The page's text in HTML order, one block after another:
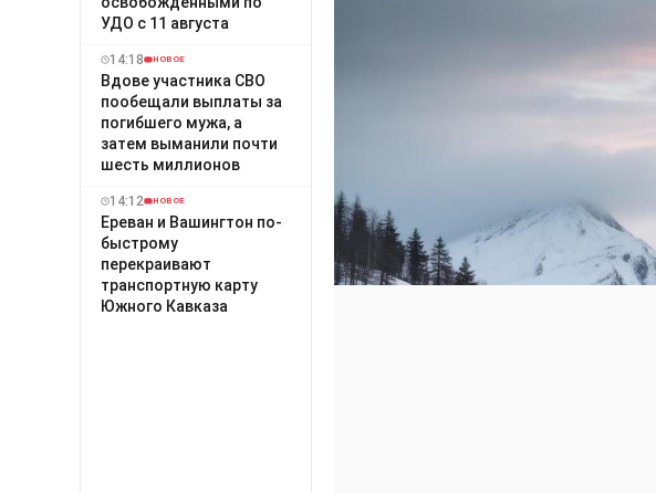
УДО с 11 августа
14:18 НОВОЕ
Вдове участника СВО
пообещали выплаты за
погибшего мужа, а
затем выманили почти
шесть миллионов
14:12 НОВОЕ
Ереван и Вашингтон по-
быстрому
перекраивают
транспортную карту
Южного Кавказа